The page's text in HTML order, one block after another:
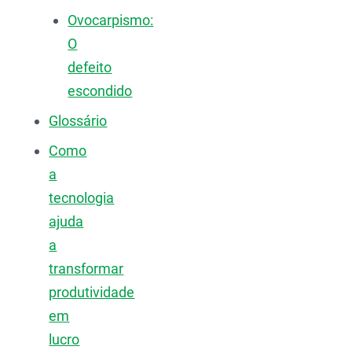
Ovocarpismo:
O
defeito
escondido
Glossário
Como
a
tecnologia
ajuda
a
transformar
produtividade
em
lucro